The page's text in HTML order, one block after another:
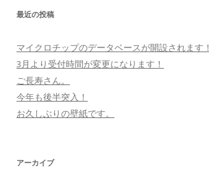
最近の投稿
マイクロチップのデータベースが開設されます！
3月より受付時間が変更になります！
ご長寿さん。
今年も後半突入！
お久しぶりの壁紙です。
アーカイブ